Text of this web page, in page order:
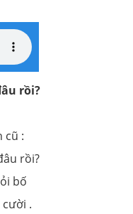
rồi?
cũ :
rồi?
bố
cười .